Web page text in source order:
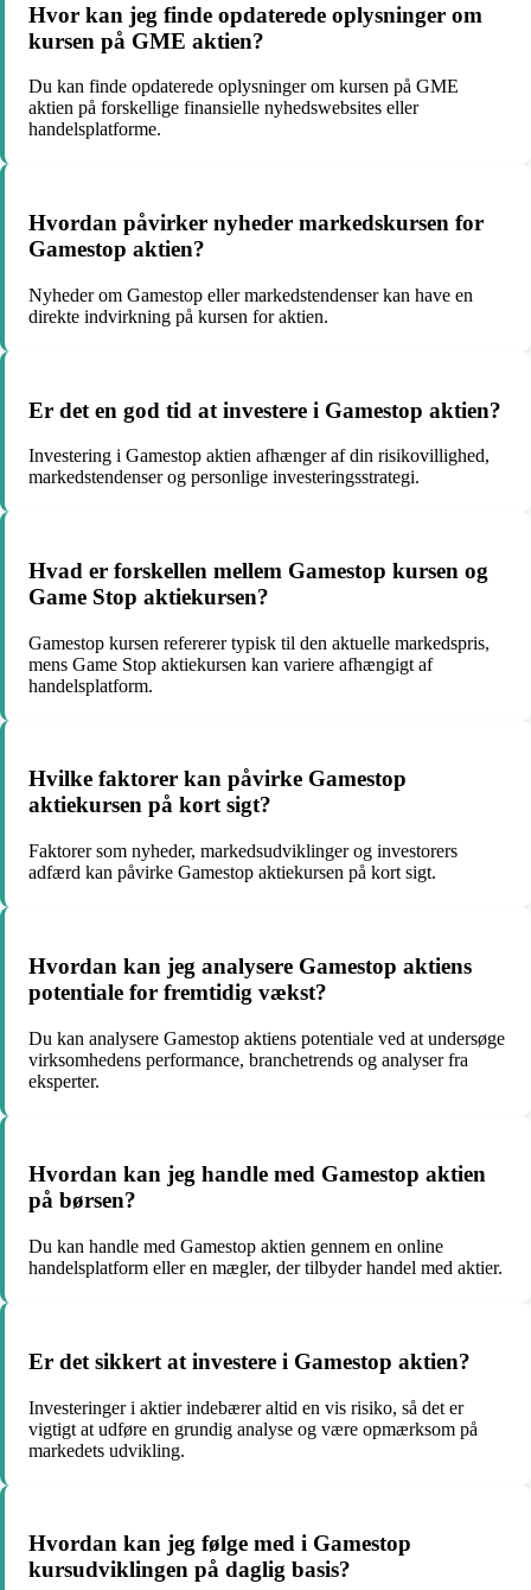
Hvor kan jeg finde opdaterede oplysninger om
kursen på GME aktien?
Du kan finde opdaterede oplysninger om kursen på GME
aktien på forskellige finansielle nyhedswebsites eller
handelsplatforme.
Hvordan påvirker nyheder markedskursen for
Gamestop aktien?
Nyheder om Gamestop eller markedstendenser kan have en
direkte indvirkning på kursen for aktien.
Er det en god tid at investere i Gamestop aktien?
Investering i Gamestop aktien afhænger af din risikovillighed,
markedstendenser og personlige investeringsstrategi.
Hvad er forskellen mellem Gamestop kursen og
Game Stop aktiekursen?
Gamestop kursen refererer typisk til den aktuelle markedspris,
mens Game Stop aktiekursen kan variere afhængigt af
handelsplatform.
Hvilke faktorer kan påvirke Gamestop
aktiekursen på kort sigt?
Faktorer som nyheder, markedsudviklinger og investorers
adfærd kan påvirke Gamestop aktiekursen på kort sigt.
Hvordan kan jeg analysere Gamestop aktiens
potentiale for fremtidig vækst?
Du kan analysere Gamestop aktiens potentiale ved at undersøge
virksomhedens performance, branchetrends og analyser fra
eksperter.
Hvordan kan jeg handle med Gamestop aktien
på børsen?
Du kan handle med Gamestop aktien gennem en online
handelsplatform eller en mægler, der tilbyder handel med aktier.
Er det sikkert at investere i Gamestop aktien?
Investeringer i aktier indebærer altid en vis risiko, så det er
vigtigt at udføre en grundig analyse og være opmærksom på
markedets udvikling.
Hvordan kan jeg følge med i Gamestop
kursudviklingen på daglig basis?